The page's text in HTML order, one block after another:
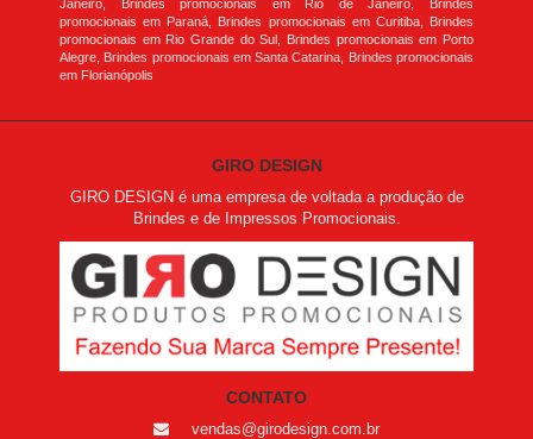
Janeiro, Brindes promocionais em Rio de Janeiro, Brindes
promocionais em Paraná, Brindes promocionais em Curitiba, Brindes
promocionais em Rio Grande do Sul, Brindes promocionais em Porto
Alegre, Brindes promocionais em Santa Catarina, Brindes promocionais
em Florianópolis
GIRO DESIGN
GIRO DESIGN é uma empresa de voltada a produção de
Brindes e de Impressos Promocionais.
CONTATO
vendas@girodesign.com.br